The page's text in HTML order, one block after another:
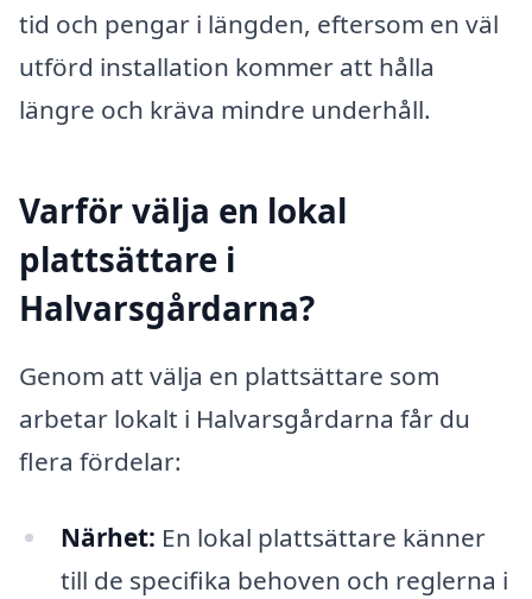
tid och pengar i längden, eftersom en väl
utförd installation kommer att hålla
längre och kräva mindre underhåll.
Varför välja en lokal
plattsättare i
Halvarsgårdarna?
Genom att välja en plattsättare som
arbetar lokalt i Halvarsgårdarna får du
flera fördelar:
Närhet: En lokal plattsättare känner
till de specifika behoven och reglerna i